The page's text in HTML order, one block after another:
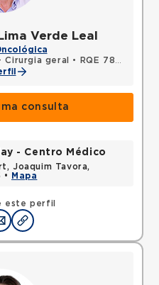
Verde Leal
Cirurgia geral •
RQE 7877 - Cancerologia/cancerologia cirúrgica
consulta
este perfil
- Centro Médico
Joaquim Tavora,
•
Mapa